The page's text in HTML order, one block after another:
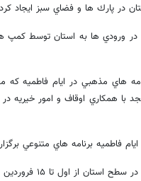
در پارك ها و فضاي سبز ايجاد
ورودي ها به استان توسط كمپ
هاي مذهبي در ايام فاطميه كه
با همكاري اوقاف و امور خيريه
فاطميه برنامه هاي متنوعي
تا ۱۵ فروردین دایر می شود.